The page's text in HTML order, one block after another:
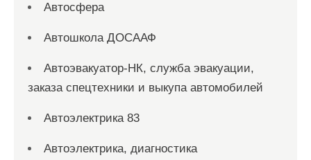
Автосфера
Автошкола ДОСААФ
Автоэвакуатор-НК, служба эвакуации,
заказа спецтехники и выкупа автомобилей
Автоэлектрика 83
Автоэлектрика, диагностика